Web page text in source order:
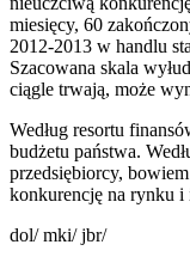
miesięcy, 60
2012-2013 w handlu
Szacowana skala
ciągle trwają, może
Według resortu
budżetu państwa.
przedsiębiorcy,
konkurencję na rynku i
dol/ mki/ jbr/